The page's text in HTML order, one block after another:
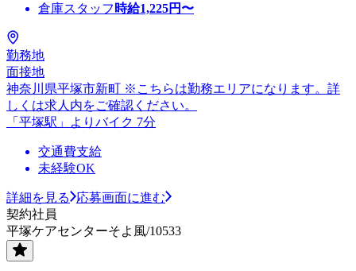
倉庫スタッフ 時給1,225円〜
勤務地
面接地
神奈川県平塚市新町 ※こちらは勤務エリアになります。詳
しくは求人内をご確認ください。
「平塚駅」よりバイク 7分
交通費支給
未経験OK
詳細を見る
応募画面に進む
契約社員
平塚ケアセンターそよ風/10533